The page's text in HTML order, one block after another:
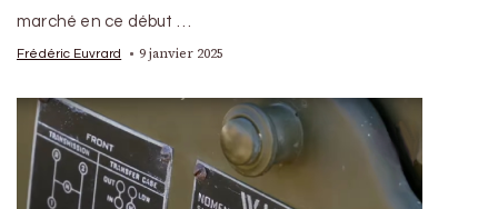
marché en ce début …
Frédéric Euvrard 9 janvier 2025